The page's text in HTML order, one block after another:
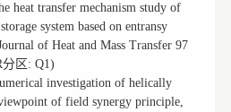
heat transfer mechanism study of
system based on entransy
of Heat and Mass Transfer 97
分区: Q1)
investigation of helically
of field synergy principle,